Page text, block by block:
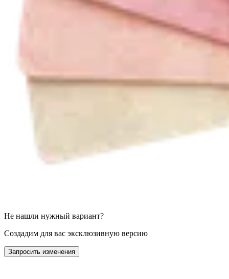
Не нашли нужный вариант?
Создадим для вас эксклюзивную версию
Запросить изменения